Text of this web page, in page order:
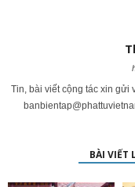
Tin, bài viết cộng tác xin gửi
BÀI VIẾT